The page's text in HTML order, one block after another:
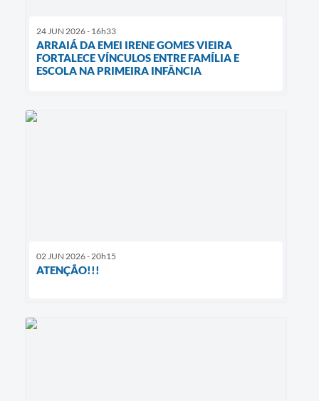
24 JUN 2026 - 16h33
ARRAIÁ DA EMEI IRENE GOMES VIEIRA
FORTALECE VÍNCULOS ENTRE FAMÍLIA E
ESCOLA NA PRIMEIRA INFÂNCIA
02 JUN 2026 - 20h15
ATENÇÃO!!!